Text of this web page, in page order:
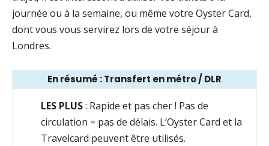
journée ou à la semaine, ou même votre Oyster Card,
dont vous vous servirez lors de votre séjour à
Londres.
En résumé : Transfert en métro / DLR
LES PLUS: Rapide et pas cher ! Pas de
circulation = pas de délais. L’Oyster Card et la
Travelcard peuvent être utilisés.